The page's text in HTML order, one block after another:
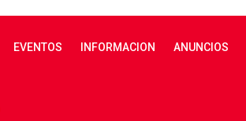
EVENTOS INFORMACION ANUNCIOS